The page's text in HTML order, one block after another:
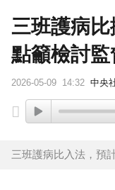
三班護病
點籲檢討監
2026-05-09 14:32 中央
三班護病比入法，預